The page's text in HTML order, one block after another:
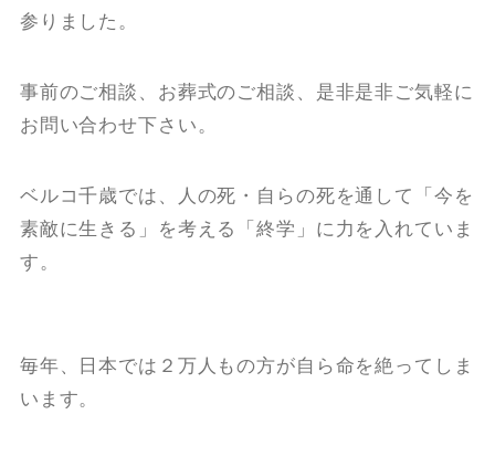
参りました。
事前のご相談、お葬式のご相談、是非是非ご気軽に
お問い合わせ下さい。
ベルコ千歳では、人の死・自らの死を通して「今を
素敵に生きる」を考える「終学」に力を入れていま
す。
毎年、日本では２万人もの方が自ら命を絶ってしま
います。